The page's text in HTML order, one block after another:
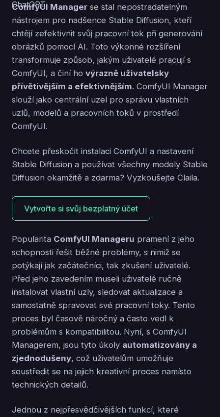
ComfyUI Manager se stal nepostradatelným
nástrojem pro nadšence Stable Diffusion, kteří
chtějí zefektivnit svůj pracovní tok při generování
obrázků pomocí AI. Toto výkonné rozšíření
transformuje způsob, jakým uživatelé pracují s
ComfyUI, a činí ho výrazně uživatelsky
přívětivějším a efektivnějším. ComfyUI Manager
slouží jako centrální uzel pro správu vlastních
uzlů, modelů a pracovních toků v prostředí
ComfyUI.
Chcete přeskočit instalaci ComfyUI a nastavení
Stable Diffusion a používat všechny modely Stable
Diffusion okamžitě a zdarma? Vyzkoušejte Claila.
Vytvořte si svůj bezplatný účet
Popularita ComfyUI Manageru pramení z jeho
schopnosti řešit běžné problémy, s nimiž se
potýkají jak začátečníci, tak zkušení uživatelé.
Před jeho zavedením museli uživatelé ručně
instalovat vlastní uzly, sledovat aktualizace a
samostatně spravovat své pracovní toky. Tento
proces byl časově náročný a často vedl k
problémům s kompatibilitou. Nyní, s ComfyUI
Managerem, jsou tyto úkoly automatizovány a
zjednodušeny, což uživatelům umožňuje
soustředit se na jejich kreativní proces namísto
technických detailů.
Jednou z nejpřesvědčivějších funkcí, které